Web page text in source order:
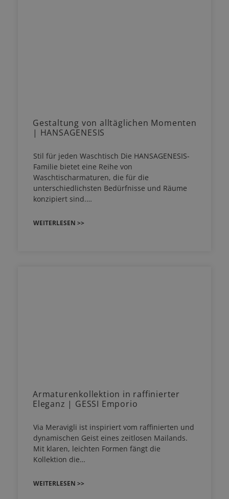
Gestaltung von alltäglichen Momenten
| HANSAGENESIS
Stil für jeden Waschtisch Die HANSAGENESIS-
Familie bietet eine Reihe von
Waschtischarmaturen, die für die
unterschiedlichsten Bedürfnisse und Räume
konzipiert sind.…
WEITERLESEN >>
Armaturenkollektion in raffinierter
Eleganz | GESSI Emporio
Via Meravigli ist inspiriert vom raffinierten und
dynamischen Geist eines zeitlosen Mailands.
Mit klaren, leichten Formen fängt die
Kollektion die…
WEITERLESEN >>